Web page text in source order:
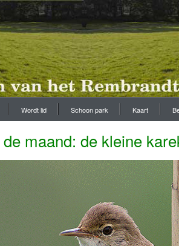
Wordt lid Schoon park Kaart
maand: de kleine